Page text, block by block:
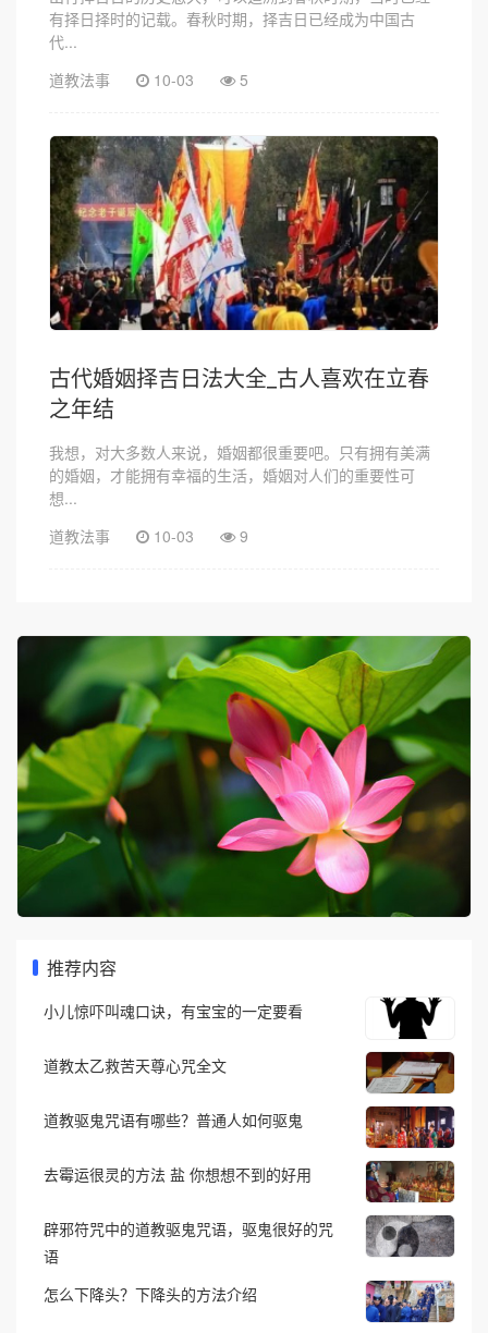
有择日择时的记载。春秋时期，择吉日已经成为中国古
代...
道教法事
10-03 5
古代婚姻择吉日法大全_古人喜欢在立春
之年结
我想，对大多数人来说，婚姻都很重要吧。只有拥有美满
的婚姻，才能拥有幸福的生活，婚姻对人们的重要性可
想...
道教法事
10-03 9
推荐内容
小儿惊吓叫魂口诀，有宝宝的一定要看
道教太乙救苦天尊心咒全文
道教驱鬼咒语有哪些？普通人如何驱鬼
去霉运很灵的方法 盐 你想想不到的好用
辟邪符咒中的道教驱鬼咒语，驱鬼很好的咒
语
怎么下降头？下降头的方法介绍